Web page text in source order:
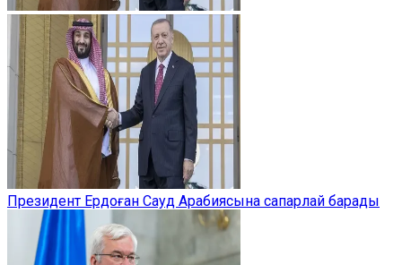
Президент Ердоған Сауд Арабиясына сапарлай барады